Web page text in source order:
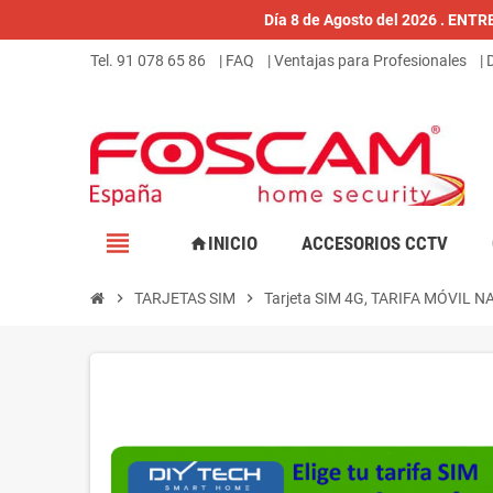
Día 8 de Agosto del 2026 .
Tel. 91 078 65 86 | FAQ | Ventajas para Profesionales |
view_headline homeINICIO ACCESORIOS CCTV
chevron_right TARJETAS SIM chevron_right Tarjeta SIM 4G, TARIFA MÓVIL